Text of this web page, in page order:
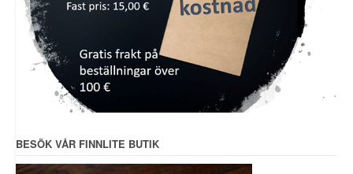
BESÖK VÅR FINNLITE BUTIK